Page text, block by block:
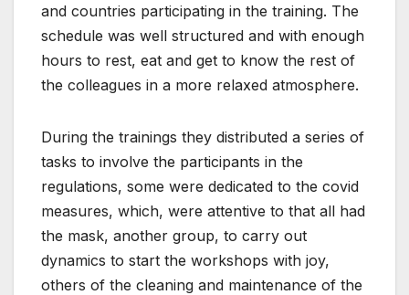
and countries participating in the training. The
schedule was well structured and with enough
hours to rest, eat and get to know the rest of
the colleagues in a more relaxed atmosphere.
During the trainings they distributed a series of
tasks to involve the participants in the
regulations, some were dedicated to the covid
measures, which, were attentive to that all had
the mask, another group, to carry out
dynamics to start the workshops with joy,
others of the cleaning and maintenance of the